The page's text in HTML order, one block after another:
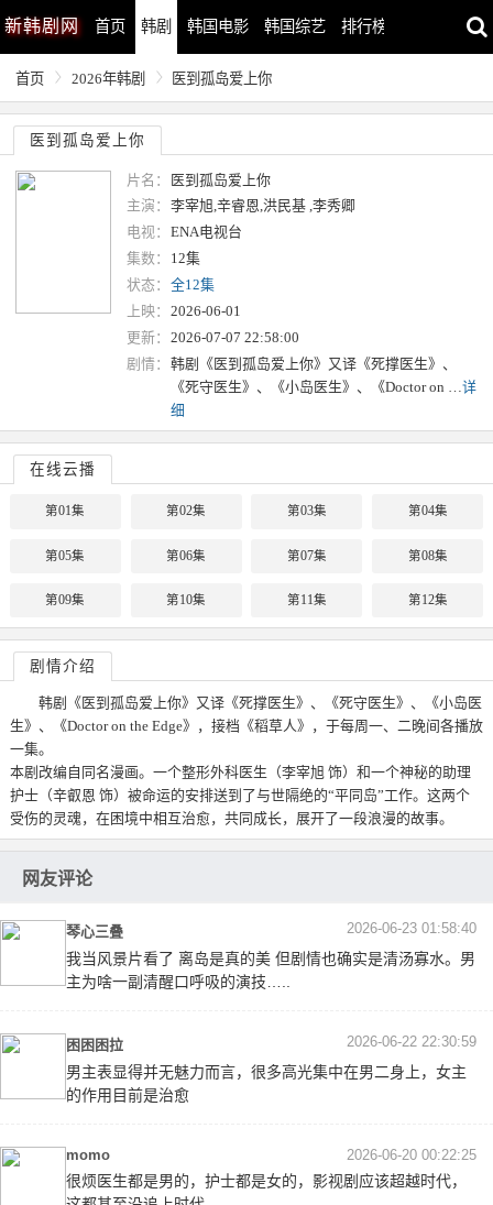
新韩剧网 首页 韩剧 韩国电影 韩国综艺 排行榜
首页 2026年韩剧 医到孤岛爱上你
医到孤岛爱上你
片名：
医到孤岛爱上你
主演： 李宰旭,辛睿恩,洪民基 ,李秀卿
电视： ENA电视台
集数：
12集
状态： 全12集
上映： 2026-06-01
更新： 2026-07-07 22:58:00
剧情： 韩剧《医到孤岛爱上你》又译《死撑医生》、
《死守医生》、《小岛医生》、《Doctor on …详
细
在线云播
第01集 第02集 第03集 第04集
第05集 第06集 第07集 第08集
第09集 第10集 第11集 第12集
剧情介绍
韩剧《医到孤岛爱上你》又译《死撑医生》、《死守医生》、《小岛医
生》、《Doctor on the Edge》，接档《稻草人》，于每周一、二晚间各播放
一集。
本剧改编自同名漫画。一个整形外科医生（李宰旭 饰）和一个神秘的助理
护士（辛叡恩 饰）被命运的安排送到了与世隔绝的“平同岛”工作。这两个
受伤的灵魂，在困境中相互治愈，共同成长，展开了一段浪漫的故事。
网友评论
琴心三叠 2026-06-23 01:58:40
我当风景片看了 离岛是真的美 但剧情也确实是清汤寡水。男
主为啥一副清醒口呼吸的演技…..
困困困拉 2026-06-22 22:30:59
男主表显得并无魅力而言，很多高光集中在男二身上，女主
的作用目前是治愈
momo 2026-06-20 00:22:25
很烦医生都是男的，护士都是女的，影视剧应该超越时代，